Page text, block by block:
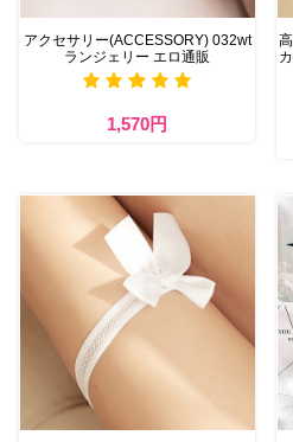
アクセサリー(ACCESSORY) 032wt
ランジェリー エロ通販
1,570円